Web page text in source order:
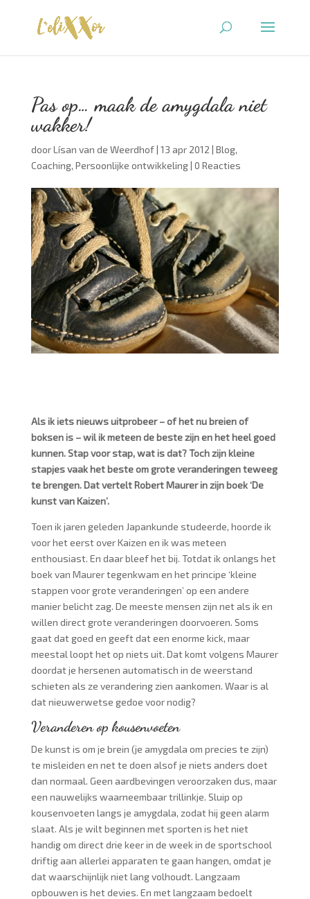
Pas op… maak de amygdala niet
wakker!
doorLísan van de Weerdhof| 13 apr 2012 | Blog,
Coaching, Persoonlijke ontwikkeling| 0 Reacties
Als ik iets nieuws uitprobeer – of het nu breien of
boksen is – wil ik meteen de beste zijn en het heel goed
kunnen. Stap voor stap, wat is dat? Toch zijn kleine
stapjes vaak het beste om grote veranderingen teweeg
te brengen. Dat vertelt Robert Maurer in zijn boek ‘De
kunst van Kaizen’.
Toen ik jaren geleden Japankunde studeerde, hoorde ik
voor het eerst over Kaizen en ik was meteen
enthousiast. En daar bleef het bij. Totdat ik onlangs het
boek van Maurer tegenkwam en het principe ‘kleine
stappen voor grote veranderingen’ op een andere
manier belicht zag. De meeste mensen zijn net als ik en
willen direct grote veranderingen doorvoeren. Soms
gaat dat goed en geeft dat een enorme kick, maar
meestal loopt het op niets uit. Dat komt volgens Maurer
doordat je hersenen automatisch in de weerstand
schieten als ze verandering zien aankomen. Waar is al
dat nieuwerwetse gedoe voor nodig?
Veranderen op kousenvoeten
De kunst is om je brein (je amygdala om precies te zijn)
te misleiden en net te doen alsof je niets anders doet
dan normaal. Geen aardbevingen veroorzaken dus, maar
een nauwelijks waarneembaar trillinkje. Sluip op
kousenvoeten langs je amygdala, zodat hij geen alarm
slaat. Als je wilt beginnen met sporten is het niet
handig om direct drie keer in de week in de sportschool
driftig aan allerlei apparaten te gaan hangen, omdat je
dat waarschijnlijk niet lang volhoudt. Langzaam
opbouwen is het devies. En met langzaam bedoelt